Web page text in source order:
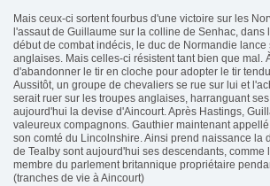
Mais ceux-ci sortent fourbus d'une victoire sur les
l'assaut de Guillaume sur la colline de Senhac,
début de combat indécis, le duc de Normandie
anglaises. Mais celles-ci résistent tant bien que
d'abandonner le tir en cloche pour adopter le tir
Aussitôt, un groupe de chevaliers se rue sur lui et
serait ruer sur les troupes anglaises, harranguant
aujourd'hui la devise d'Aincourt. Après Hastings,
valeureux compagnons. Gauthier maintenant
son comté du Lincolnshire. Ainsi prend naissance la
de Tealby sont aujourd'hui ses descendants,
membre du parlement britannique propriétaire
(tranches de vie à Aincourt)